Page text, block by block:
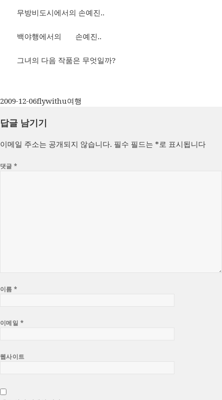
무방비도시에서의 손예진..
백야행에서의 손예진..
그녀의 다음 작품은 무엇일까?
작
일
2009-12-06글
이
flywithu카
여행
답글 남기기
이메일 주소는 공개되지 않습니다. 필수 필드는 *로 표시됩니다
댓글*
이름*
이메일 *
웹사이트